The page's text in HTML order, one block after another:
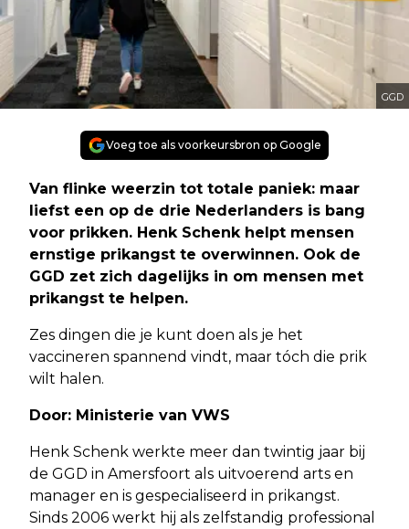
GGD
Voeg toe als voorkeursbron op Google
Van flinke weerzin tot totale paniek: maar
liefst een op de drie Nederlanders is bang
voor prikken. Henk Schenk helpt mensen
ernstige prikangst te overwinnen. Ook de
GGD zet zich dagelijks in om mensen met
prikangst te helpen.
Zes dingen die je kunt doen als je het
vaccineren spannend vindt, maar tóch die prik
wilt halen.
Door: Ministerie van VWS
Henk Schenk werkte meer dan twintig jaar bij
de GGD in Amersfoort als uitvoerend arts en
manager en is gespecialiseerd in prikangst.
Sinds 2006 werkt hij als zelfstandig professional